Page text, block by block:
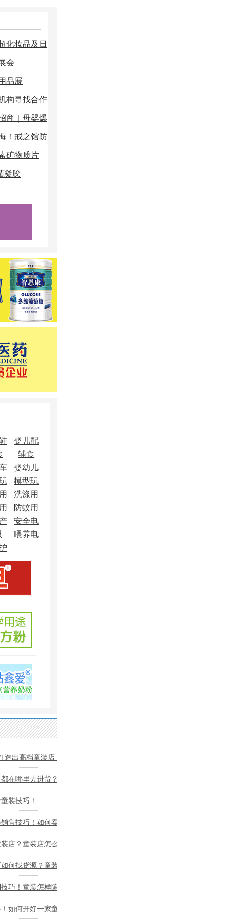
化妆品及日
会
品展
构寻找合作
商｜母婴爆
！戒之馆防
矿物质片
凝胶
婴儿配
饰
辅食
婴幼儿
车
模型玩
具
洗涤用
品
防蚊用
品
安全电
器
喂养电
造出高档童装店！
在哪里去进货？童
装技巧！
售技巧！如何卖好
店？童装店怎么进
何找货源？童装店
巧！童装怎样陈列
如何开好一家童装店